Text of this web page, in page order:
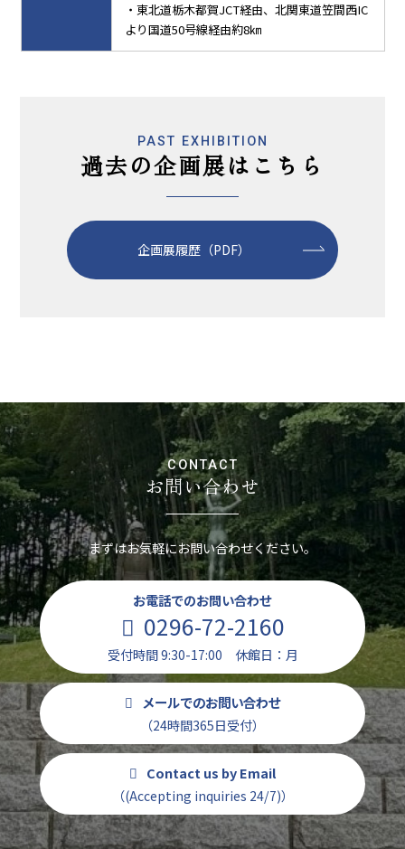
・東北道栃木都賀JCT経由、北関東道笠間西IC
より国道50号線経由約8㎞
PAST EXHIBITION
過去の企画展はこちら
企画展履歴（PDF）
CONTACT
お問い合わせ
まずはお気軽にお問い合わせください。
お電話でのお問い合わせ
0296-72-2160
受付時間 9:30-17:00 休館日：月
メールでのお問い合わせ
（24時間365日受付）
Contact us by Email
（(Accepting inquiries 24/7)）